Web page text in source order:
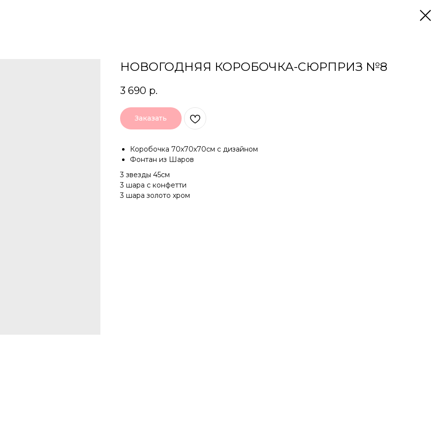
НОВОГОДНЯЯ КОРОБОЧКА-СЮРПРИЗ №8
3 690 р.
Заказать
Коробочка 70х70х70см с дизайном
Фонтан из Шаров
3 звезды 45см
3 шара с конфетти
3 шара золото хром